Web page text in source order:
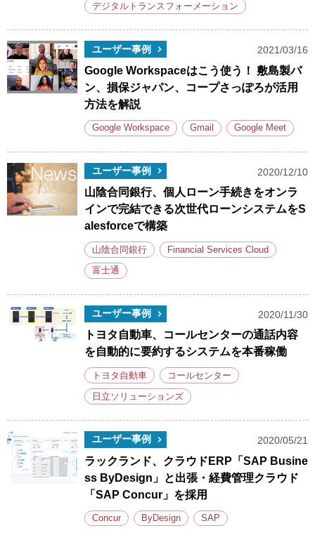
デジタルトランスフォーメーション
ユーザー事例 2021/03/16
Google Workspaceはこう使う！ 敷島製パ
ン、損保ジャパン、コープさっぽろが活用
方法を解説
Google Workspace Gmail Google Meet
ユーザー事例 2020/12/10
山陰合同銀行、個人ローン手続きをオンラ
インで完結できる次世代ローンシステムをS
alesforceで構築
山陰合同銀行 Financial Services Cloud
富士通
ユーザー事例 2020/11/30
トヨタ自動車、コールセンターの通話内容
を自動的に要約するシステムを本番稼働
トヨタ自動車 コールセンター
日立ソリューションズ
ユーザー事例 2020/05/21
ラックランド、クラウドERP「SAP Busine
ss ByDesign」と出張・経費管理クラウド
「SAP Concur」を採用
Concur ByDesign SAP